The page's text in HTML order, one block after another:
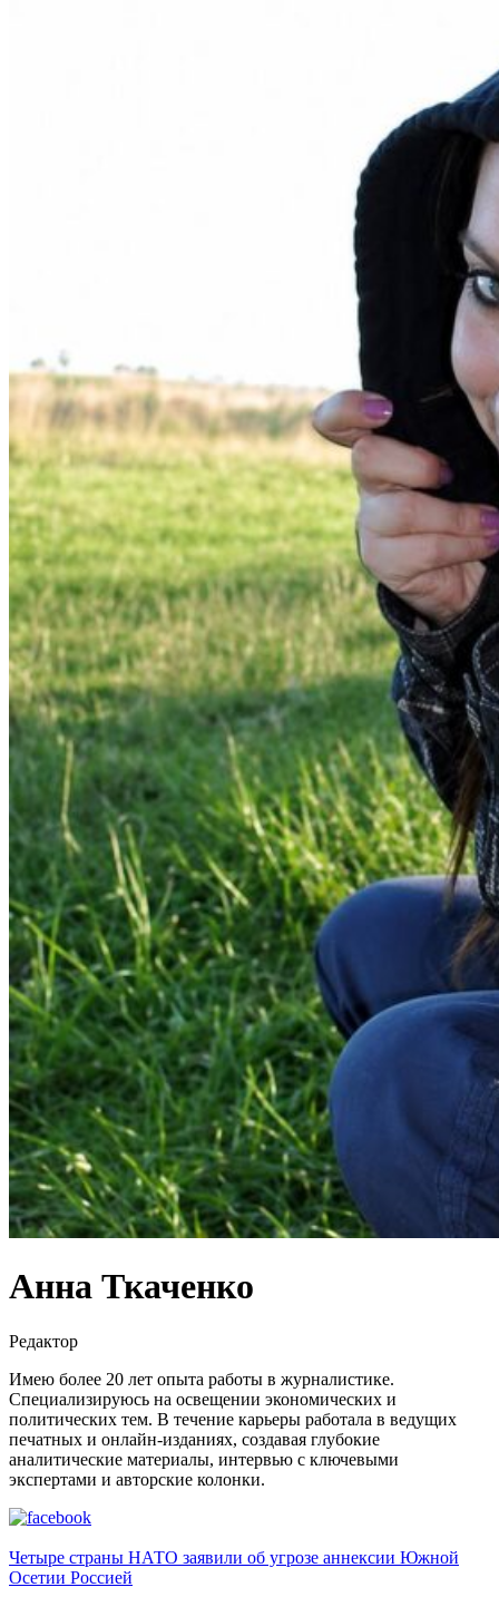
Анна Ткаченко
Редактор
Имею более 20 лет опыта работы в журналистике.
Специализируюсь на освещении экономических и
политических тем. В течение карьеры работала в ведущих
печатных и онлайн-изданиях, создавая глубокие
аналитические материалы, интервью с ключевыми
экспертами и авторские колонки.
Четыре страны НАТО заявили об угрозе аннексии Южной
Осетии Россией